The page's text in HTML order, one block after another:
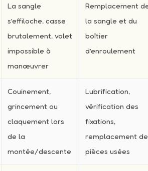
La sangle
s’effiloche, casse
brutalement, volet
impossible à
manœuvrer
Remplacement
la sangle et du
boîtier
d’enroulement
Couinement,
grincement ou
claquement lors
de la
montée/descente
Lubrification,
vérification des
fixations,
remplacement de
pièces usées